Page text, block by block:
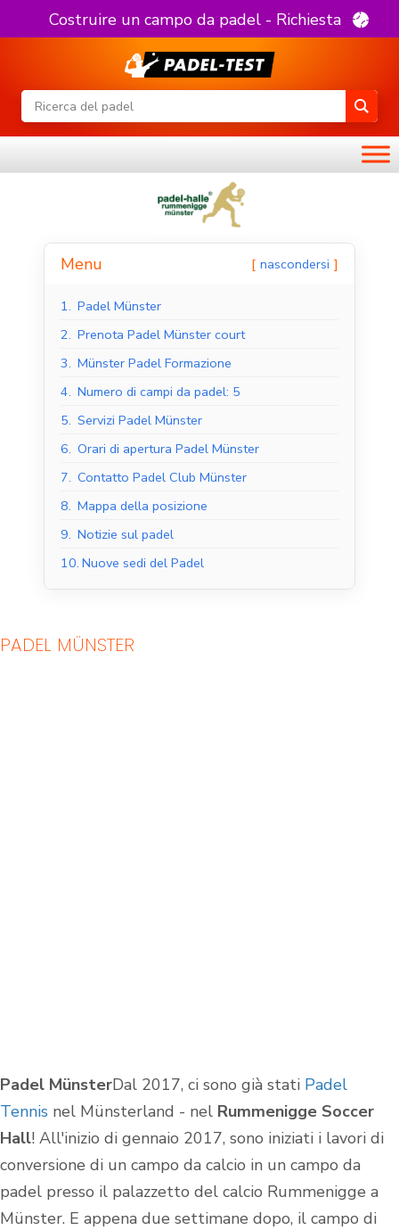
Costruire un campo da padel - Richiesta
Menu nascondersi
1. Padel Münster
2. Prenota Padel Münster court
3. Münster Padel Formazione
4. Numero di campi da padel: 5
5. Servizi Padel Münster
6. Orari di apertura Padel Münster
7. Contatto Padel Club Münster
8. Mappa della posizione
9. Notizie sul padel
10. Nuove sedi del Padel
PADEL MÜNSTER
Padel MünsterDal 2017, ci sono già stati Padel
Tennis nel Münsterland - nel Rummenigge Soccer
Hall! All'inizio di gennaio 2017, sono iniziati i lavori di
conversione di un campo da calcio in un campo da
padel presso il palazzetto del calcio Rummenigge a
Münster. E appena due settimane dopo, il campo di
Campi da padel al